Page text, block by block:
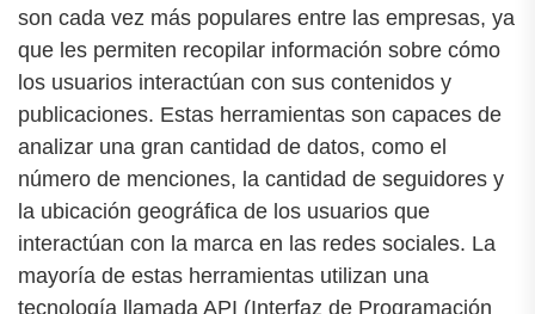
son cada vez más populares entre las empresas, ya
que les permiten recopilar información sobre cómo
los usuarios interactúan con sus contenidos y
publicaciones. Estas herramientas son capaces de
analizar una gran cantidad de datos, como el
número de menciones, la cantidad de seguidores y
la ubicación geográfica de los usuarios que
interactúan con la marca en las redes sociales. La
mayoría de estas herramientas utilizan una
tecnología llamada API (Interfaz de Programación